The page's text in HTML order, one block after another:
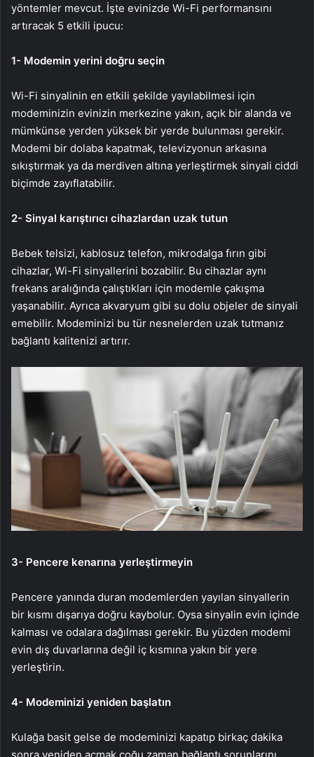
yöntemler mevcut. İşte evinizde Wi-Fi performansını
artıracak 5 etkili ipucu:
1- Modemin yerini doğru seçin
Wi-Fi sinyalinin en etkili şekilde yayılabilmesi için
modeminizin evinizin merkezine yakın, açık bir alanda ve
mümkünse yerden yüksek bir yerde bulunması gerekir.
Modemi bir dolaba kapatmak, televizyonun arkasına
sıkıştırmak ya da merdiven altına yerleştirmek sinyali ciddi
biçimde zayıflatabilir.
2- Sinyal karıştırıcı cihazlardan uzak tutun
Bebek telsizi, kablosuz telefon, mikrodalga fırın gibi
cihazlar, Wi-Fi sinyallerini bozabilir. Bu cihazlar aynı
frekans aralığında çalıştıkları için modemle çakışma
yaşanabilir. Ayrıca akvaryum gibi su dolu objeler de sinyali
emebilir. Modeminizi bu tür nesnelerden uzak tutmanız
bağlantı kalitenizi artırır.
3- Pencere kenarına yerleştirmeyin
Pencere yanında duran modemlerden yayılan sinyallerin
bir kısmı dışarıya doğru kaybolur. Oysa sinyalin evin içinde
kalması ve odalara dağılması gerekir. Bu yüzden modemi
evin dış duvarlarına değil iç kısmına yakın bir yere
yerleştirin.
4- Modeminizi yeniden başlatın
Kulağa basit gelse de modeminizi kapatıp birkaç dakika